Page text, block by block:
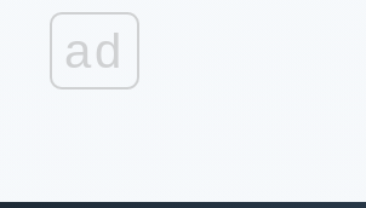
ad